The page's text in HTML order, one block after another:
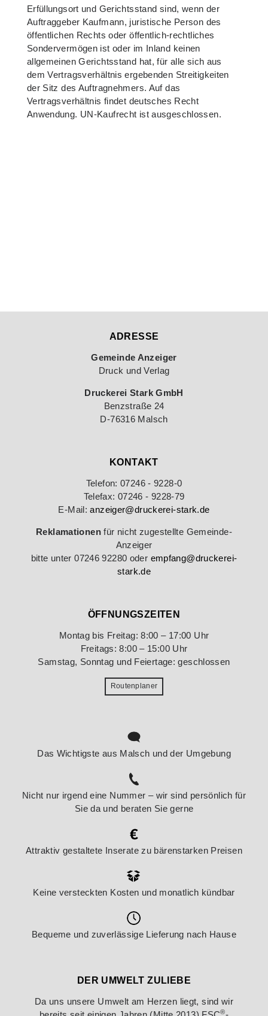
Erfüllungsort und Gerichtsstand sind, wenn der
Auftraggeber Kaufmann, juristische Person des
öffentlichen Rechts oder öffentlich-rechtliches
Sondervermögen ist oder im Inland keinen
allgemeinen Gerichtsstand hat, für alle sich aus
dem Vertragsverhältnis ergebenden Streitigkeiten
der Sitz des Auftragnehmers. Auf das
Vertragsverhältnis findet deutsches Recht
Anwendung. UN-Kaufrecht ist ausgeschlossen.
ADRESSE
Gemeinde Anzeiger
Druck und Verlag
Druckerei Stark GmbH
Benzstraße 24
D-76316 Malsch
KONTAKT
Telefon: 07246 - 9228-0
Telefax: 07246 - 9228-79
E-Mail:anzeiger@druckerei-stark.de
Reklamationenfür nicht zugestellte Gemeinde-
Anzeiger
bitte unter 07246 92280 oder empfang@druckerei-
stark.de
ÖFFNUNGSZEITEN
Montag bis Freitag: 8:00 – 17:00 Uhr
Freitags: 8:00 – 15:00 Uhr
Samstag, Sonntag und Feiertage: geschlossen
Routenplaner
Das Wichtigste aus Malsch und der Umgebung
Nicht nur irgend eine Nummer – wir sind persönlich für
Sie da und beraten Sie gerne
Attraktiv gestaltete Inserate zu bärenstarken Preisen
Keine versteckten Kosten und monatlich kündbar
Bequeme und zuverlässige Lieferung nach Hause
DER UMWELT ZULIEBE
Da uns unsere Umwelt am Herzen liegt, sind wir
®